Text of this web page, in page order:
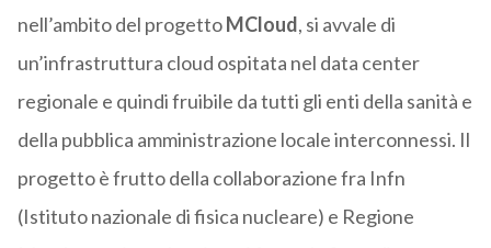
nell’ambito del progettoMCloud, si avvale di
un’infrastruttura cloud ospitata nel data center
regionale e quindi fruibile da tutti gli enti della sanità e
della pubblica amministrazione locale interconnessi. Il
progetto è frutto della collaborazione fra Infn
(Istituto nazionale di fisica nucleare) e Regione